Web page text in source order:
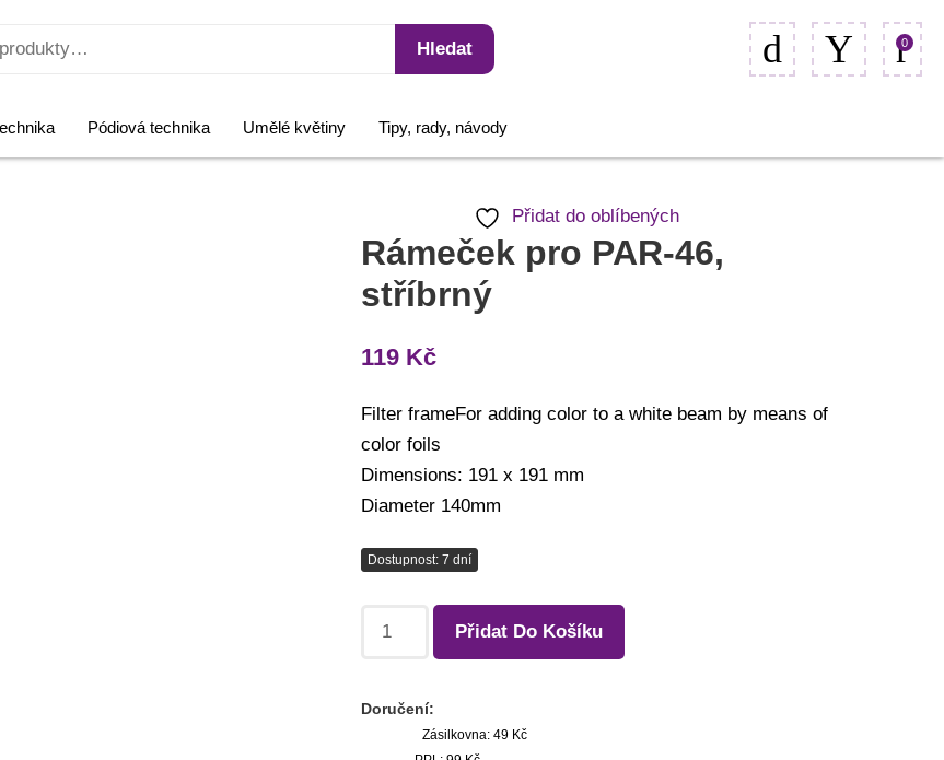
Hledat 0
Pódiová technika Umělé květiny Tipy, rady, návody
Přidat do oblíbených
Rámeček pro PAR-46,
stříbrný
119 Kč
Filter frameFor adding color to a white beam by means of
color foils
Dimensions: 191 x 191 mm
Diameter 140mm
Dostupnost: 7 dní
Přidat Do Košíku
Doručení:
Zásilkovna: 49 Kč